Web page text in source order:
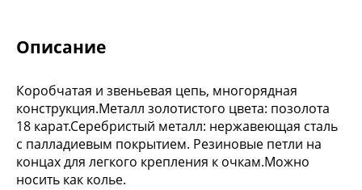
Описание
Коробчатая и звеньевая цепь, многорядная
конструкция.Металл золотистого цвета: позолота
18 карат.Серебристый металл: нержавеющая сталь
с палладиевым покрытием. Резиновые петли на
концах для легкого крепления к очкам.Можно
носить как колье.